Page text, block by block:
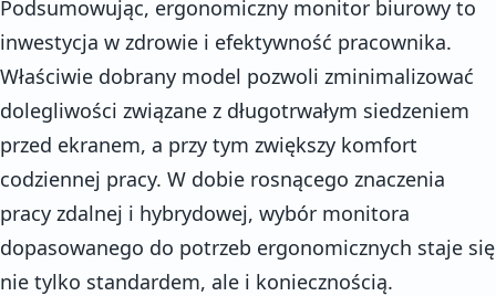
Podsumowując, ergonomiczny monitor biurowy to
inwestycja w zdrowie i efektywność pracownika.
Właściwie dobrany model pozwoli zminimalizować
dolegliwości związane z długotrwałym siedzeniem
przed ekranem, a przy tym zwiększy komfort
codziennej pracy. W dobie rosnącego znaczenia
pracy zdalnej i hybrydowej, wybór monitora
dopasowanego do potrzeb ergonomicznych staje się
nie tylko standardem, ale i koniecznością.